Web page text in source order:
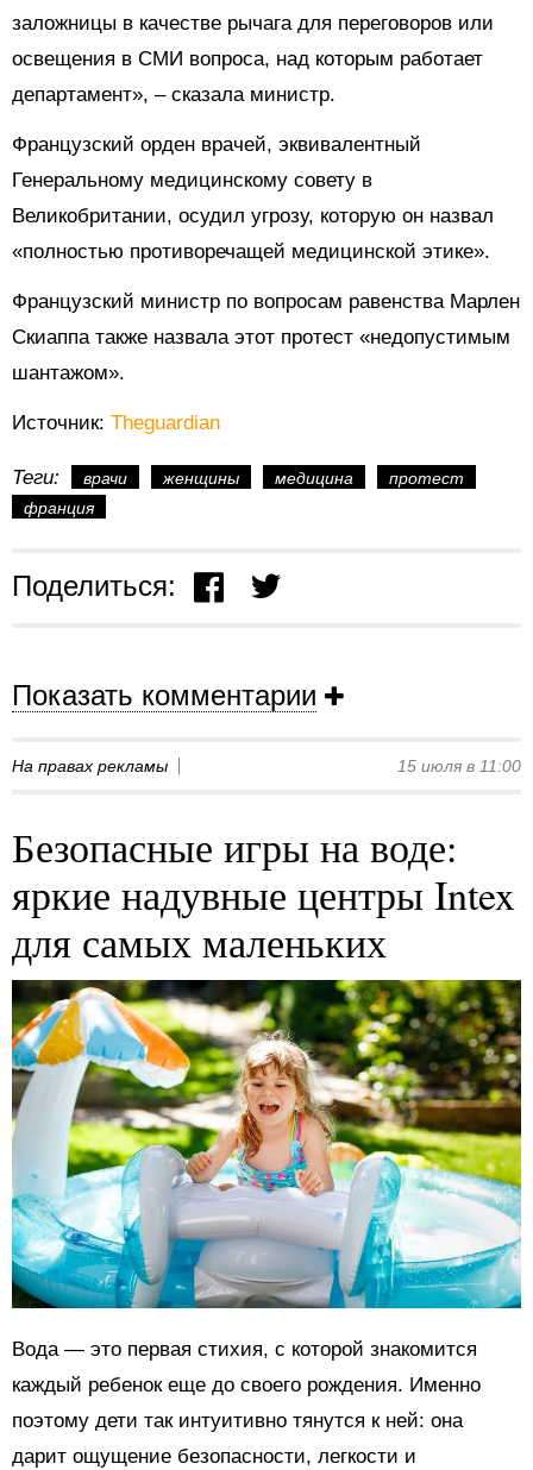
заложницы в качестве рычага для переговоров или
освещения в СМИ вопроса, над которым работает
департамент», – сказала министр.
Французский орден врачей, эквивалентный
Генеральному медицинскому совету в
Великобритании, осудил угрозу, которую он назвал
«полностью противоречащей медицинской этике».
Французский министр по вопросам равенства Марлен
Скиаппа также назвала этот протест «недопустимым
шантажом».
Источник: Тheguardian
Теги: врачи женщины медицина
протест
франция
Поделиться:
Показать комментарии
На правах рекламы 15 июля в 11:00
Безопасные игры на воде:
яркие надувные центры Intex
для самых маленьких
Вода — это первая стихия, с которой знакомится
каждый ребенок еще до своего рождения. Именно
поэтому дети так интуитивно тянутся к ней: она
дарит ощущение безопасности, легкости и